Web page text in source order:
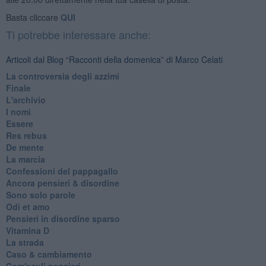
Basta cliccare QUI
Ti potrebbe interessare anche:
Articoli dal Blog “Racconti della domenica” di Marco Celati
La controversia degli azzimi
Finale
L'archivio
I nomi
Essere
Res rebus
De mente
La marcia
Confessioni del pappagallo
Ancora pensieri & disordine
Sono solo parole
Odi et amo
Pensieri in disordine sparso
Vitamina D
La strada
Caso & cambiamento